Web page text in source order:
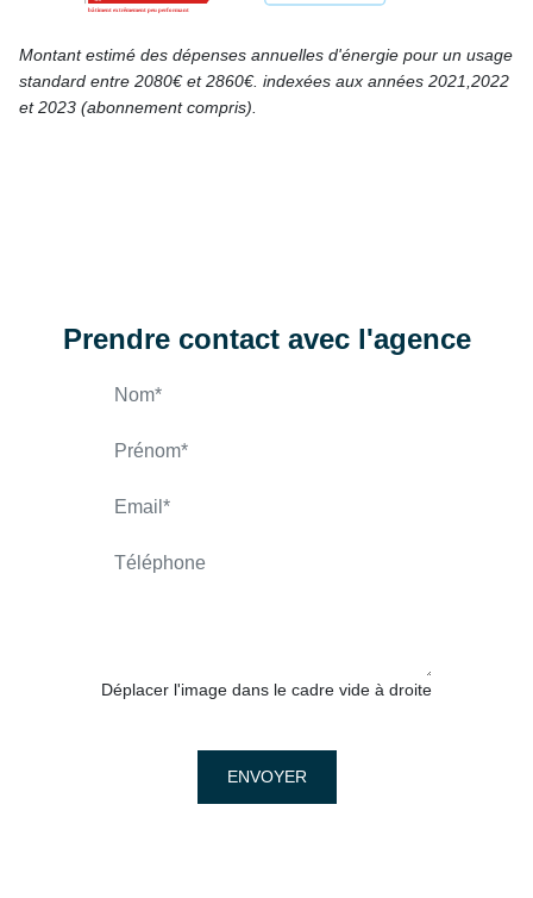
Montant estimé des dépenses annuelles d'énergie pour un usage
standard entre 2080€ et 2860€. indexées aux années 2021,2022
et 2023 (abonnement compris).
Prendre contact avec l'agence
Déplacer l'image dans le cadre vide à droite
ENVOYER